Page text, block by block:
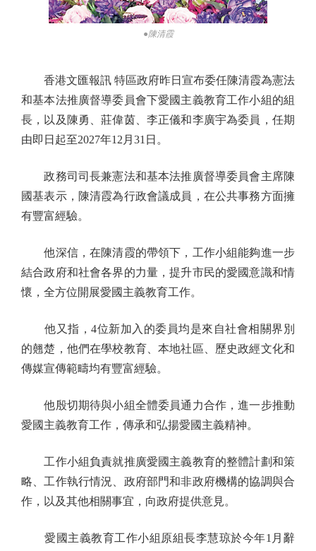
●陳清霞
香港文匯報訊 特區政府昨日宣布委任陳清霞為憲法
和基本法推廣督導委員會下愛國主義教育工作小組的組
長，以及陳勇、莊偉茵、李正儀和李廣宇為委員，任期
由即日起至2027年12月31日。
政務司司長兼憲法和基本法推廣督導委員會主席陳
國基表示，陳清霞為行政會議成員，在公共事務方面擁
有豐富經驗。
他深信，在陳清霞的帶領下，工作小組能夠進一步
結合政府和社會各界的力量，提升市民的愛國意識和情
懷，全方位開展愛國主義教育工作。
他又指，4位新加入的委員均是來自社會相關界別
的翹楚，他們在學校教育、本地社區、歷史政經文化和
傳媒宣傳範疇均有豐富經驗。
他殷切期待與小組全體委員通力合作，進一步推動
愛國主義教育工作，傳承和弘揚愛國主義精神。
工作小組負責就推廣愛國主義教育的整體計劃和策
略、工作執行情況、政府部門和非政府機構的協調與合
作，以及其他相關事宜，向政府提供意見。
愛國主義教育工作小組原組長李慧琼於今年1月辭